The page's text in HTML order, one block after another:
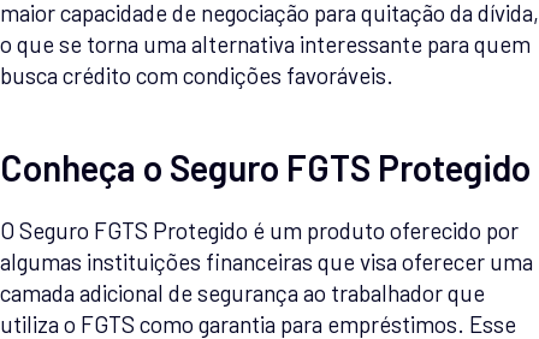
maior capacidade de negociação para quitação da dívida,
o que se torna uma alternativa interessante para quem
busca crédito com condições favoráveis.
Conheça o Seguro FGTS Protegido
O Seguro FGTS Protegido é um produto oferecido por
algumas instituições financeiras que visa oferecer uma
camada adicional de segurança ao trabalhador que
utiliza o FGTS como garantia para empréstimos. Esse